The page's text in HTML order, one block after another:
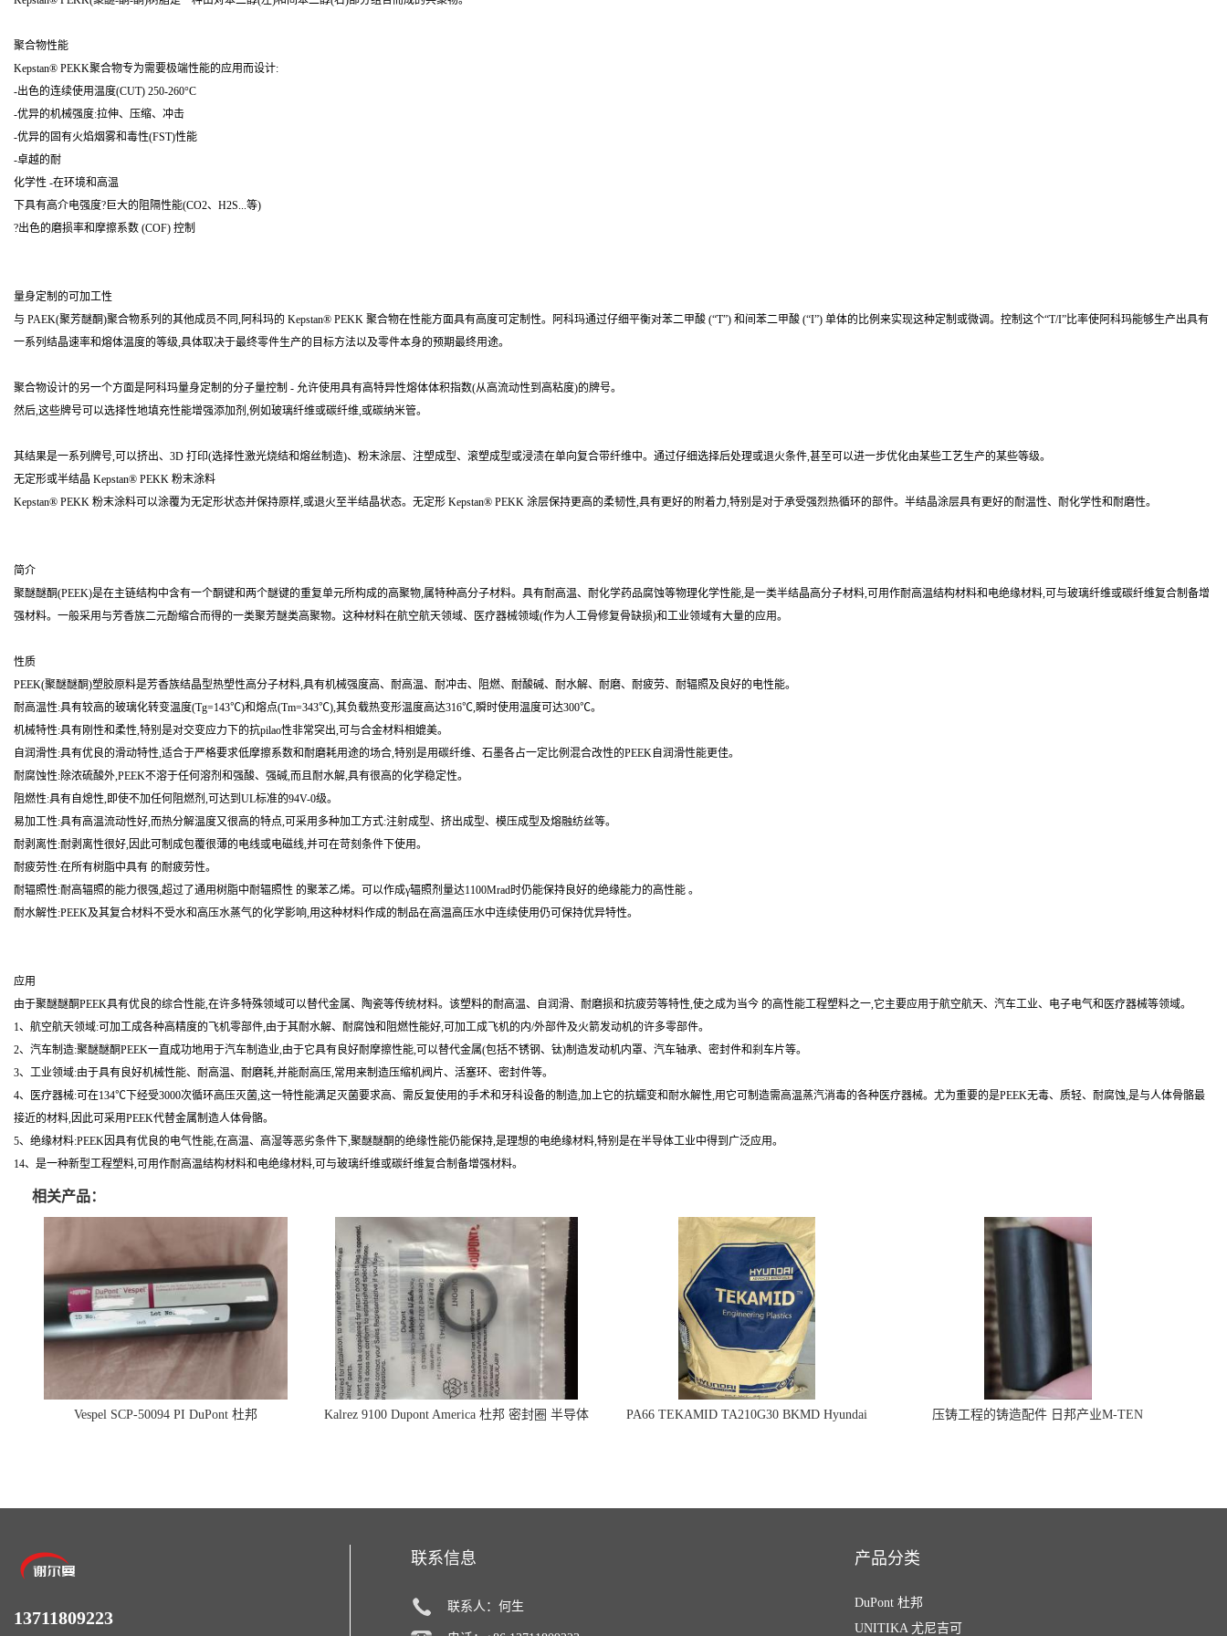
聚合物性能
Kepstan® PEKK聚合物专为需要极端性能的应用而设计:
-出色的连续使用温度(CUT) 250-260°C
-优异的机械强度:拉伸、压缩、冲击
-优异的固有火焰烟雾和毒性(FST)性能
-卓越的耐
化学性 -在环境和高温
下具有高介电强度?巨大的阻隔性能(CO2、H2S...等)
?出色的磨损率和摩擦系数 (COF) 控制
量身定制的可加工性
与 PAEK(聚芳醚酮)聚合物系列的其他成员不同,阿科玛的 Kepstan® PEKK 聚合物在性能方面具有高度可定制性。阿科玛通过仔细平衡对苯二甲酸 (“T”) 和间苯二甲酸 (“I”) 单体的比例来实现这种定制或微调。控制这个“T/I”比率使阿科玛能够生产出具有
一系列结晶速率和熔体温度的等级,具体取决于最终零件生产的目标方法以及零件本身的预期最终用途。
聚合物设计的另一个方面是阿科玛量身定制的分子量控制 - 允许使用具有高特异性熔体体积指数(从高流动性到高粘度)的牌号。
然后,这些牌号可以选择性地填充性能增强添加剂,例如玻璃纤维或碳纤维,或碳纳米管。
其结果是一系列牌号,可以挤出、3D 打印(选择性激光烧结和熔丝制造)、粉末涂层、注塑成型、滚塑成型或浸渍在单向复合带纤维中。通过仔细选择后处理或退火条件,甚至可以进一步优化由某些工艺生产的某些等级。
无定形或半结晶 Kepstan® PEKK 粉末涂料
Kepstan® PEKK 粉末涂料可以涂覆为无定形状态并保持原样,或退火至半结晶状态。无定形 Kepstan® PEKK 涂层保持更高的柔韧性,具有更好的附着力,特别是对于承受强烈热循环的部件。半结晶涂层具有更好的耐温性、耐化学性和耐磨性。
简介
聚醚醚酮(PEEK)是在主链结构中含有一个酮键和两个醚键的重复单元所构成的高聚物,属特种高分子材料。具有耐高温、耐化学药品腐蚀等物理化学性能,是一类半结晶高分子材料,可用作耐高温结构材料和电绝缘材料,可与玻璃纤维或碳纤维复合制备增
强材料。一般采用与芳香族二元酚缩合而得的一类聚芳醚类高聚物。这种材料在航空航天领域、医疗器械领域(作为人工骨修复骨缺损)和工业领域有大量的应用。
性质
PEEK(聚醚醚酮)塑胶原料是芳香族结晶型热塑性高分子材料,具有机械强度高、耐高温、耐冲击、阻燃、耐酸碱、耐水解、耐磨、耐疲劳、耐辐照及良好的电性能。
耐高温性:具有较高的玻璃化转变温度(Tg=143℃)和熔点(Tm=343℃),其负载热变形温度高达316℃,瞬时使用温度可达300℃。
机械特性:具有刚性和柔性,特别是对交变应力下的抗pilao性非常突出,可与合金材料相媲美。
自润滑性:具有优良的滑动特性,适合于严格要求低摩擦系数和耐磨耗用途的场合,特别是用碳纤维、石墨各占一定比例混合改性的PEEK自润滑性能更佳。
耐腐蚀性:除浓硫酸外,PEEK不溶于任何溶剂和强酸、强碱,而且耐水解,具有很高的化学稳定性。
阻燃性:具有自熄性,即使不加任何阻燃剂,可达到UL标准的94V-0级。
易加工性:具有高温流动性好,而热分解温度又很高的特点,可采用多种加工方式:注射成型、挤出成型、模压成型及熔融纺丝等。
耐剥离性:耐剥离性很好,因此可制成包覆很薄的电线或电磁线,并可在苛刻条件下使用。
耐疲劳性:在所有树脂中具有 的耐疲劳性。
耐辐照性:耐高辐照的能力很强,超过了通用树脂中耐辐照性 的聚苯乙烯。可以作成γ辐照剂量达1100Mrad时仍能保持良好的绝缘能力的高性能 。
耐水解性:PEEK及其复合材料不受水和高压水蒸气的化学影响,用这种材料作成的制品在高温高压水中连续使用仍可保持优异特性。
应用
由于聚醚醚酮PEEK具有优良的综合性能,在许多特殊领域可以替代金属、陶瓷等传统材料。该塑料的耐高温、自润滑、耐磨损和抗疲劳等特性,使之成为当今 的高性能工程塑料之一,它主要应用于航空航天、汽车工业、电子电气和医疗器械等领域。
1、航空航天领域:可加工成各种高精度的飞机零部件,由于其耐水解、耐腐蚀和阻燃性能好,可加工成飞机的内/外部件及火箭发动机的许多零部件。
2、汽车制造:聚醚醚酮PEEK一直成功地用于汽车制造业,由于它具有良好耐摩擦性能,可以替代金属(包括不锈钢、钛)制造发动机内罩、汽车轴承、密封件和刹车片等。
3、工业领域:由于具有良好机械性能、耐高温、耐磨耗,并能耐高压,常用来制造压缩机阀片、活塞环、密封件等。
4、医疗器械:可在134℃下经受3000次循环高压灭菌,这一特性能满足灭菌要求高、需反复使用的手术和牙科设备的制造,加上它的抗蠕变和耐水解性,用它可制造需高温蒸汽消毒的各种医疗器械。尤为重要的是PEEK无毒、质轻、耐腐蚀,是与人体骨骼最
接近的材料,因此可采用PEEK代替金属制造人体骨骼。
5、绝缘材料:PEEK因具有优良的电气性能,在高温、高湿等恶劣条件下,聚醚醚酮的绝缘性能仍能保持,是理想的电绝缘材料,特别是在半导体工业中得到广泛应用。
14、是一种新型工程塑料,可用作耐高温结构材料和电绝缘材料,可与玻璃纤维或碳纤维复合制备增强材料。
相关产品：
Vespel SCP-50094 PI DuPont 杜邦
Kalrez 9100 Dupont America 杜邦 密封圈 半导体
PA66 TEKAMID TA210G30 BKMD Hyundai
压铸工程的铸造配件 日邦产业M-TEN
13711809223
联系信息
联系人：何生
产品分类
DuPont 杜邦
UNITIKA 尤尼吉可